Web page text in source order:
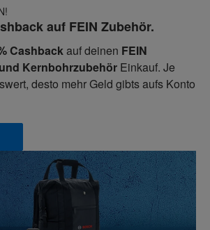
auf FEIN Zubehör.
Cashbackauf deinen FEIN
Kernbohrzubehör Einkauf. Je
desto mehr Geld gibts aufs Konto